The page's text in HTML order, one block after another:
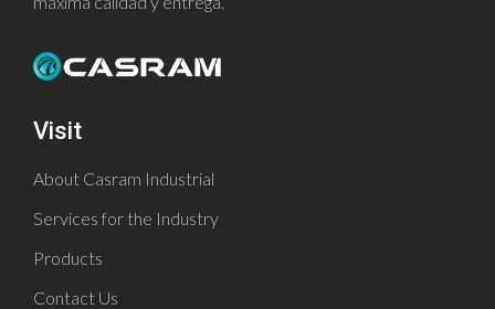
Visit
About Casram Industrial
Services for the Industry
Products
Contact Us